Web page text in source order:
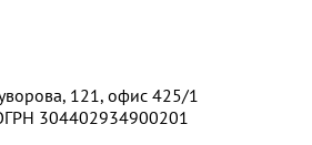
121, офис 425/1
304402934900201